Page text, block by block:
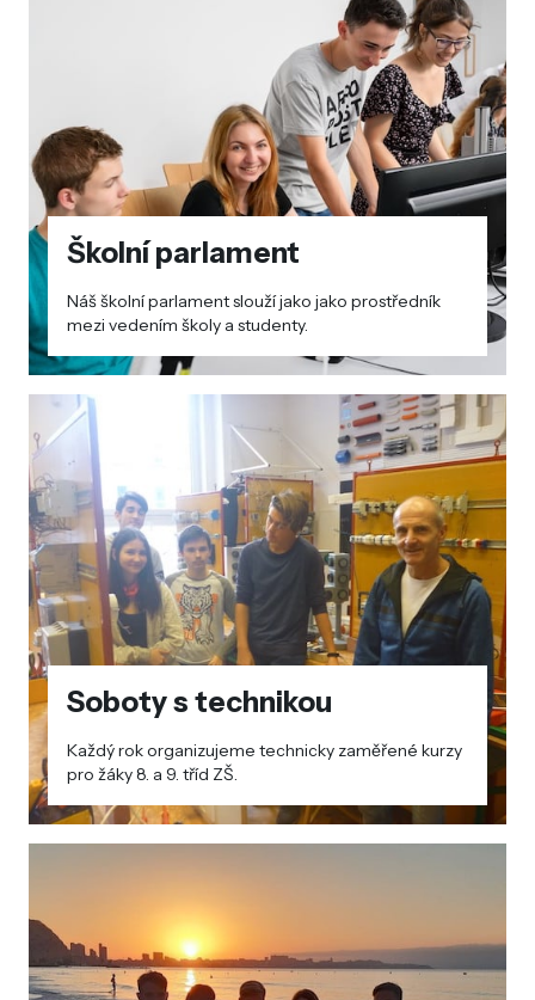
Školní parlament
Náš školní parlament slouží jako jako prostředník
mezi vedením školy a studenty.
Soboty s technikou
Každý rok organizujeme technicky zaměřené kurzy
pro žáky 8. a 9. tříd ZŠ.